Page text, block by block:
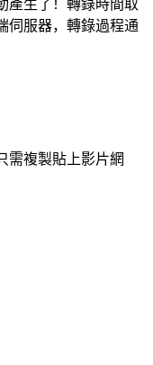
產生了！轉錄時間取
伺服器，轉錄過程通
需複製貼上影片網